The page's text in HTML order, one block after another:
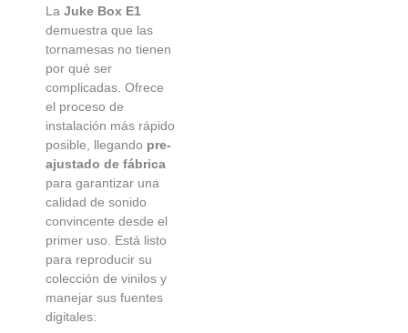
La Juke Box E1
demuestra que las
tornamesas no tienen
por qué ser
complicadas. Ofrece
el proceso de
instalación más rápido
posible, llegando pre-
ajustado de fábrica
para garantizar una
calidad de sonido
convincente desde el
primer uso. Está listo
para reproducir su
colección de vinilos y
manejar sus fuentes
digitales: